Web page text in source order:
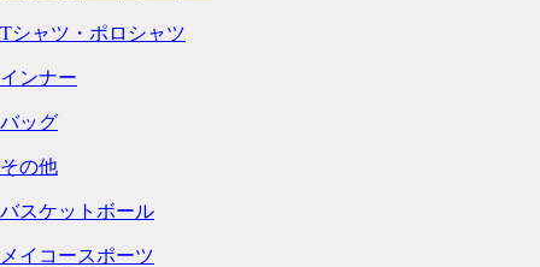
Tシャツ・ポロシャツ
インナー
バッグ
その他
バスケットボール
メイコースポーツ